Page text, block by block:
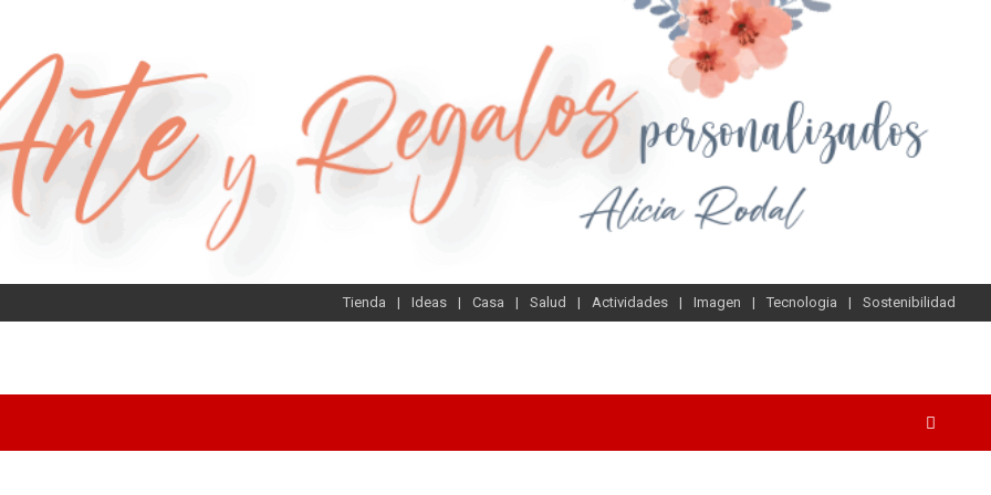
Tienda Ideas Casa Salud Actividades Imagen Tecnologia Sostenibilidad